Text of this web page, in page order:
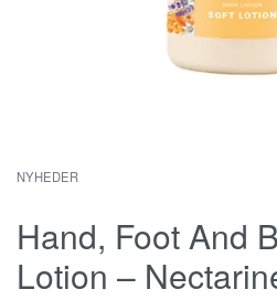
NYHEDER
Hand, Foot And
Lotion –